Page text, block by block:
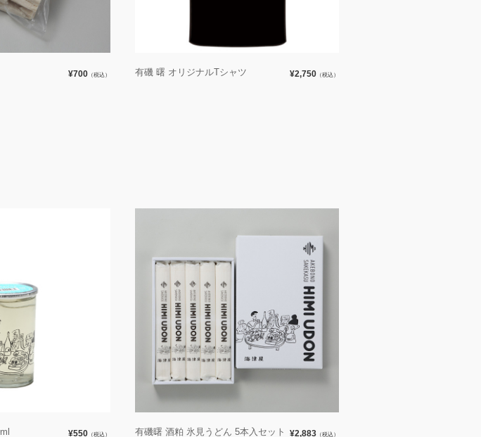
¥700 （税込） 有磯 曙 オリジナルTシャツ ¥2,750 （税込）
¥550 （税込） 有磯曙 酒粕 氷見うどん 5本入セット ¥2,883 （税込）